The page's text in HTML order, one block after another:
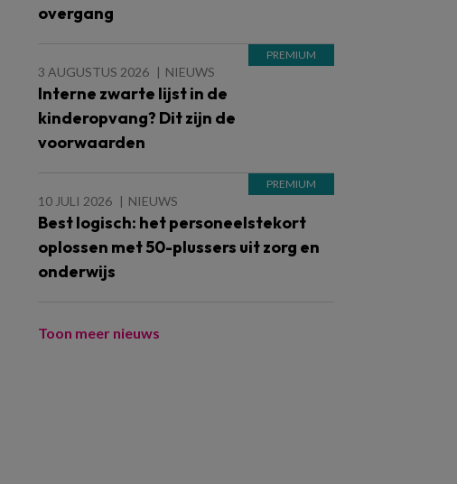
overgang
3 AUGUSTUS 2026 NIEUWS
Interne zwarte lijst in de
kinderopvang? Dit zijn de
voorwaarden
10 JULI 2026 NIEUWS
Best logisch: het personeelstekort
oplossen met 50-plussers uit zorg en
onderwijs
Toon meer nieuws